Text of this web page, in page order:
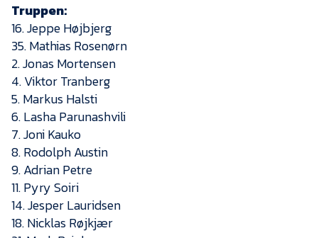
Aktionærinformation
Kontakt
Job i EfB
Presse
Truppen:
16. Jeppe Højbjerg
35. Mathias Rosenørn
2. Jonas Mortensen
4. Viktor Tranberg
5. Markus Halsti
6. Lasha Parunashvili
7. Joni Kauko
8. Rodolph Austin
9. Adrian Petre
11. Pyry Soiri
14. Jesper Lauridsen
18. Nicklas Røjkjær